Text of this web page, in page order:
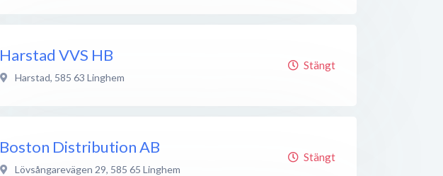
Harstad VVS HB
Harstad, 585 63 Linghem
Stängt
Boston Distribution AB
Lövsångarevägen 29, 585 65 Linghem
Stängt